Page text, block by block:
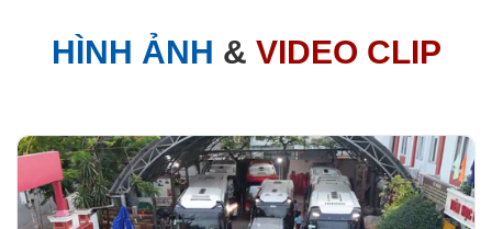
HÌNH ẢNH & VIDEO CLIP